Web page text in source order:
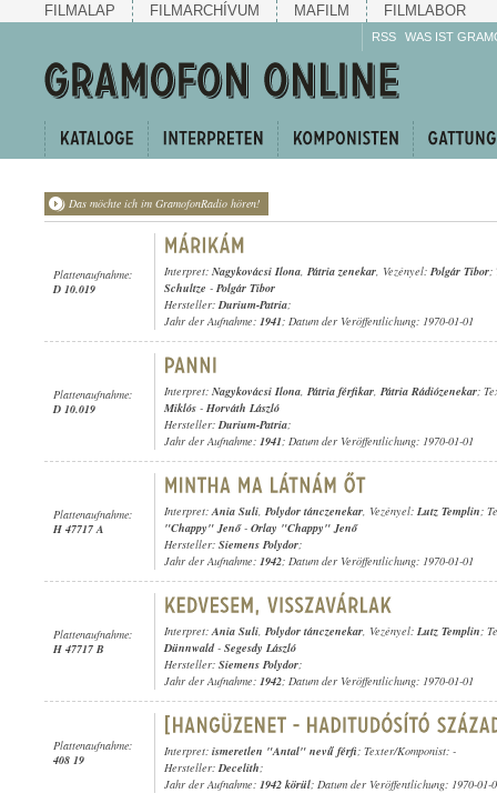
FILMALAP FILMARCHÍVUM MAFILM FILMLABOR
RSS WAS IST
Das möchte ich im GramofonRadio hören!
Plattenaufnahme:
D 10.019
Interpret: Nagykovácsi Ilona, Pátria zenekar, Vezényel: Polgár Tibor;
Schultze - Polgár Tibor
Hersteller:Durium-Patria;
Jahr der Aufnahme: 1941; Datum der Veröffentlichung: 1970-01-01
Plattenaufnahme:
D 10.019
Interpret: Nagykovácsi Ilona, Pátria férfikar, Pátria Rádiózenekar;
Miklós - Horváth László
Hersteller:Durium-Patria;
Jahr der Aufnahme: 1941; Datum der Veröffentlichung: 1970-01-01
Plattenaufnahme:
H 47717 A
Interpret:Ania Suli, Polydor tánczenekar, Vezényel: Lutz Templin;
"Chappy" Jenő- Orlay "Chappy" Jenő
Hersteller: Siemens Polydor;
Jahr der Aufnahme: 1942; Datum der Veröffentlichung: 1970-01-01
Plattenaufnahme:
H 47717 B
Interpret:Ania Suli, Polydor tánczenekar, Vezényel: Lutz Templin;
Dünnwald- Segesdy László
Hersteller: Siemens Polydor;
Jahr der Aufnahme: 1942; Datum der Veröffentlichung: 1970-01-01
Plattenaufnahme:
408 19
Interpret: ismeretlen "Antal" nevű férfi; Texter/Komponist: -
Hersteller:Decelith;
Jahr der Aufnahme: 1942 körül; Datum der Veröffentlichung: 1970-01-